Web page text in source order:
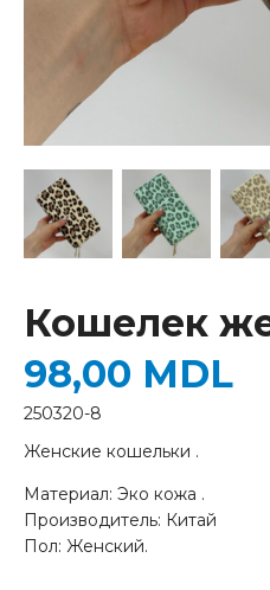
Кошелек
Женские кошельки .
Материал: Эко кожа .
Производитель: Китай
Пол: Женский.
98,00 MDL
250320-8